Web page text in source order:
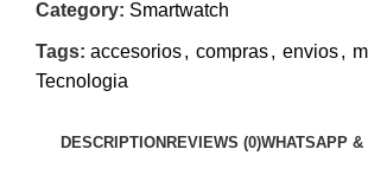
Category: Smartwatch
Tags: accesorios, compras, envios,
Tecnologia
DESCRIPTION REVIEWS (0)WHATSAPP